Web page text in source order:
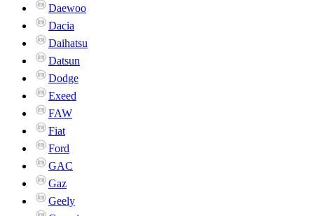
Daewoo
Dacia
Daihatsu
Datsun
Dodge
Exeed
FAW
Fiat
Ford
GAC
Gaz
Geely